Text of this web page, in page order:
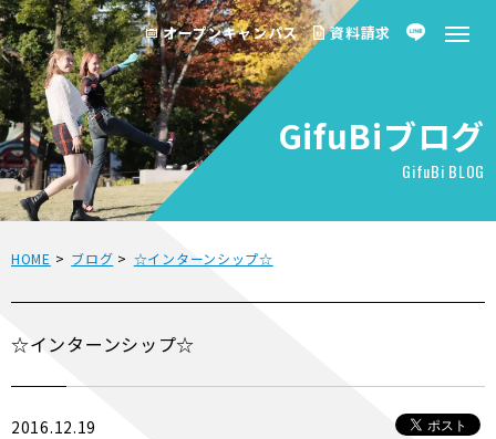
オープンキャンパス 資料請求
GifuBiブログ
GifuBi BLOG
HOME > ブログ > ☆インターンシップ☆
☆インターンシップ☆
2016.12.19